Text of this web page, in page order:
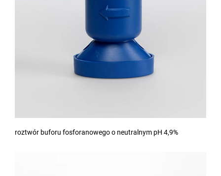
roztwór buforu fosforanowego o neutralnym pH 4,9%